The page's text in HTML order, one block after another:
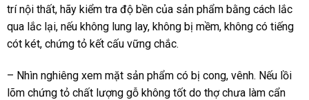
trí nội thất, hãy kiểm tra độ bền của sản phẩm bằng cách lắc
qua lắc lại, nếu không lung lay, không bị mềm, không có tiếng
cót két, chứng tỏ kết cấu vững chắc.
– Nhìn nghiêng xem mặt sản phẩm có bị cong, vênh. Nếu lồi
lõm chứng tỏ chất lượng gỗ không tốt do thợ chưa làm cẩn